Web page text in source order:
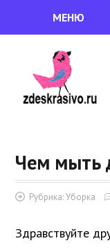
МЕНЮ
Чем мыть
Рубрика:Уборка
Здравствуйте